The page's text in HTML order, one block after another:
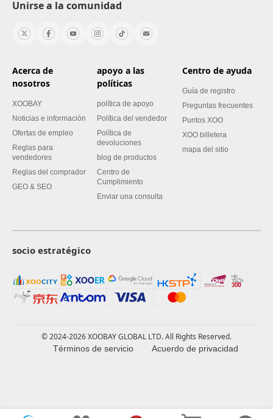
Unirse a la comunidad
Acerca de
nosotros
XOOBAY
Noticias e información
Ofertas de empleo
Reglas para
vendedores
Reglas del comprador
GEO & SEO
apoyo a las
políticas
política de apoyo
Política del vendedor
Política de
devoluciones
blog de productos
Centro de
Cumplimiento
Enviar una consulta
Centro de ayuda
Guía de registro
Preguntas frecuentes
Puntos XOO
XOO billetera
mapa del sitio
socio estratégico
© 2024-2026 XOOBAY GLOBAL LTD. All Rights Reserved.
Términos de servicio Acuerdo de privacidad